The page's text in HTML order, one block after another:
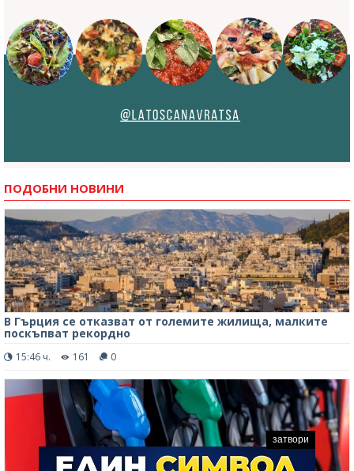
ПОДОБНИ НОВИНИ
В Гърция се отказват от големите жилища, малките
поскъпват рекордно
15:46 ч. 161 0
затвори